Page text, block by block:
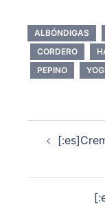
ALBÓNDIGAS
CORDERO
PEPINO